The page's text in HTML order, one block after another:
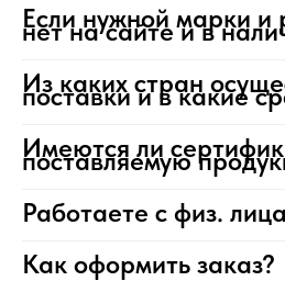
Если нужной марки и
нет на сайте и в
Из каких стран
поставки и в какие
Имеются ли
поставляемую
Работаете с физ.
Как оформить заказ?